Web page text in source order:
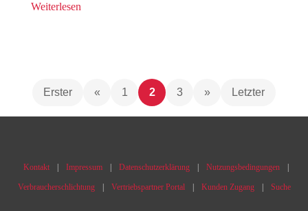
Weiterlesen
Erster « 1 2 3 » Letzter
Kontakt Impressum Datenschutzerklärung Nutzungsbedingungen
Verbraucherschlichtung Vertriebspartner Portal Kunden Zugang Suche